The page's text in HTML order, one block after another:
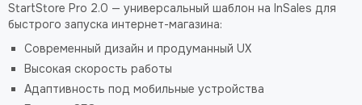
StartStore Pro 2.0 — универсальный шаблон на InSales для
быстрого запуска интернет-магазина:
Современный дизайн и продуманный UX
Высокая скорость работы
Адаптивность под мобильные устройства